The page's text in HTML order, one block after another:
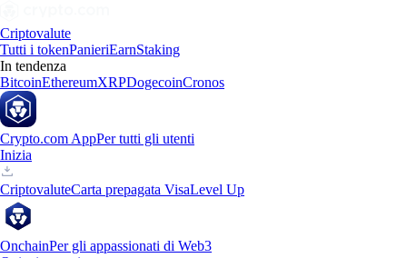
Criptovalute
Tutti i tokenPanieriEarnStaking
In tendenza
BitcoinEthereumXRPDogecoinCronos
Crypto.com AppPer tutti gli utenti
Inizia
CriptovaluteCarta prepagata VisaLevel Up
OnchainPer gli appassionati di Web3